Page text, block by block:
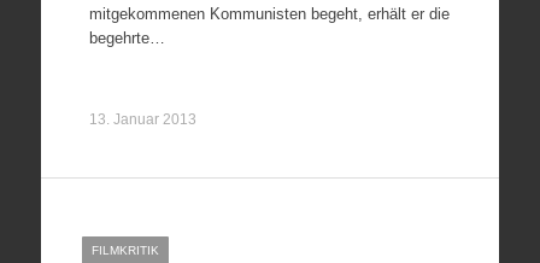
mitgekommenen Kommunisten begeht, erhält er die
begehrte…
13. Januar 2013
FILMKRITIK